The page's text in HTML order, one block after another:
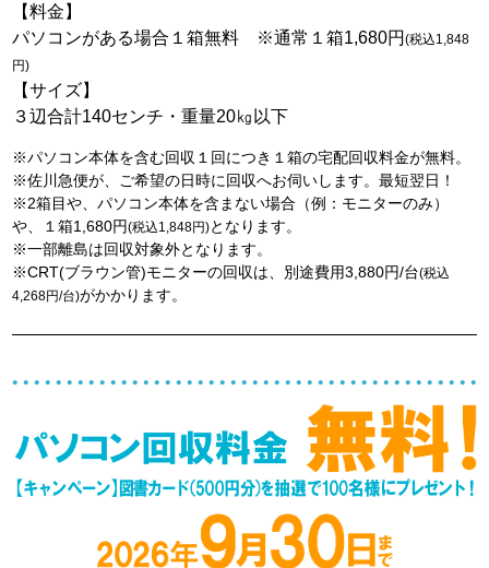
【料金】
パソコンがある場合１箱無料 ※通常１箱1,680円(税込1,848
円)
【サイズ】
３辺合計140センチ・重量20㎏以下
※パソコン本体を含む回収１回につき１箱の宅配回収料金が無料。
※佐川急便が、ご希望の日時に回収へお伺いします。最短翌日！
※2箱目や、パソコン本体を含まない場合（例：モニターのみ）
や、１箱1,680円(税込1,848円)となります。
※一部離島は回収対象外となります。
※CRT(ブラウン管)モニターの回収は、別途費用3,880円/台(税込
4,268円/台)がかかります。